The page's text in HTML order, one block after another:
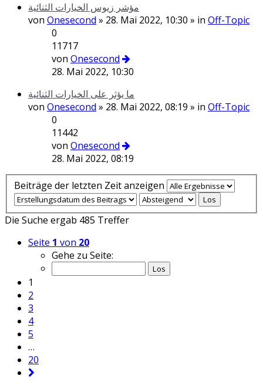
مؤشر زيوس الخيارات الثنائية
von Onesecond » 28. Mai 2022, 10:30 » in Off-Topic
0
11717
von Onesecond
28. Mai 2022, 10:30
ما يؤثر على الخيارات الثنائية
von Onesecond » 28. Mai 2022, 08:19 » in Off-Topic
0
11442
von Onesecond
28. Mai 2022, 08:19
Beiträge der letzten Zeit anzeigen
Die Suche ergab 485 Treffer
Seite 1 von 20
Gehe zu Seite:
1
2
3
4
5
…
20